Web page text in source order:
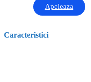
Apeleaza
Caracteristici